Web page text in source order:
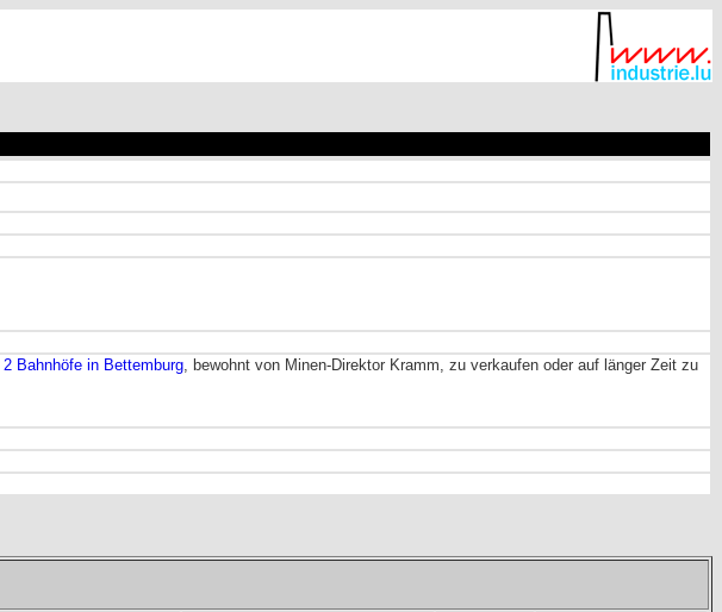
2 Bahnhöfe in Bettemburg, bewohnt von Minen-Direktor Kramm, zu verkaufen oder auf länger Zeit zu